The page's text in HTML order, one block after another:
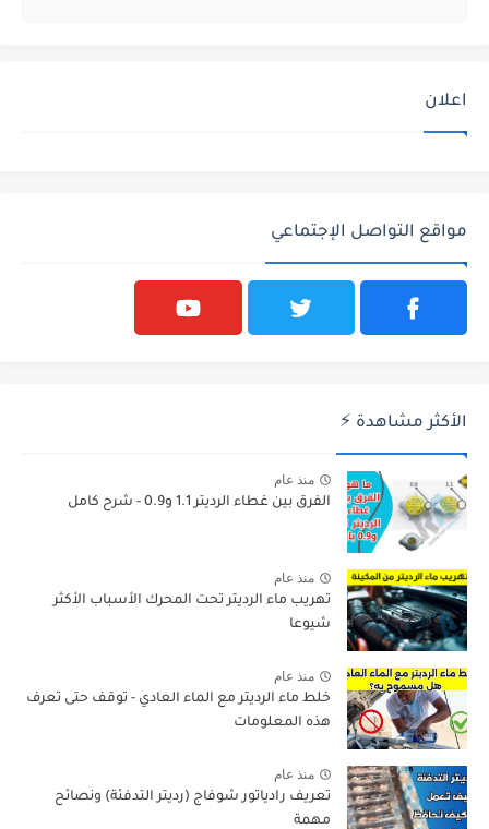
اعلان
مواقع التواصل الإجتماعي
الأكثر مشاهدة ⚡
منذ عام
الفرق بين غطاء الرديتر 1.1 و0.9 - شرح كامل
منذ عام
تهريب ماء الرديتر تحت المحرك الأسباب الأكثر
شيوعا
منذ عام
خلط ماء الرديتر مع الماء العادي - توقف حتى تعرف
هذه المعلومات
منذ عام
تعريف رادياتور شوفاج (رديتر التدفئة) ونصائح
مهمة